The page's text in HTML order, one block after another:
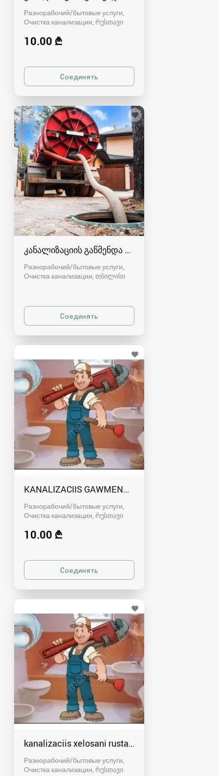
Разнорабочий/бытовые услуги,
Очистка канализации რუსთავი
10.00 ₾
კანალიზაციის გაწმენდა თბილისი 557554000
Разнорабочий/бытовые услуги,
Очистка канализации თბილისი
KANALIZACIIS GAWMENDA RUSTAVSHI -
Разнорабочий/бытовые услуги,
Очистка канализации რუსთავი
10.00 ₾
kanalizaciis xelosani rustavshi - 591 00 46 80
Разнорабочий/бытовые услуги,
Очистка канализации რუსთავი